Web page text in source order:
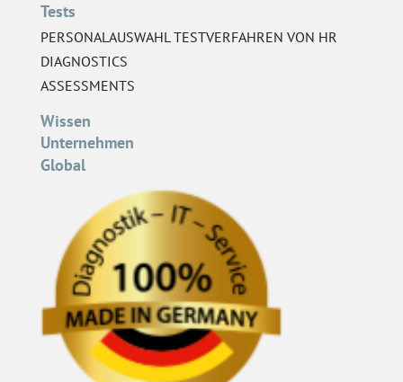
Tests
PERSONALAUSWAHL TESTVERFAHREN VON HR
DIAGNOSTICS
ASSESSMENTS
Wissen
Unternehmen
Global